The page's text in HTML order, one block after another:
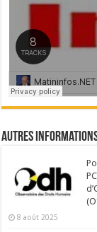
Autres
8 août 2025